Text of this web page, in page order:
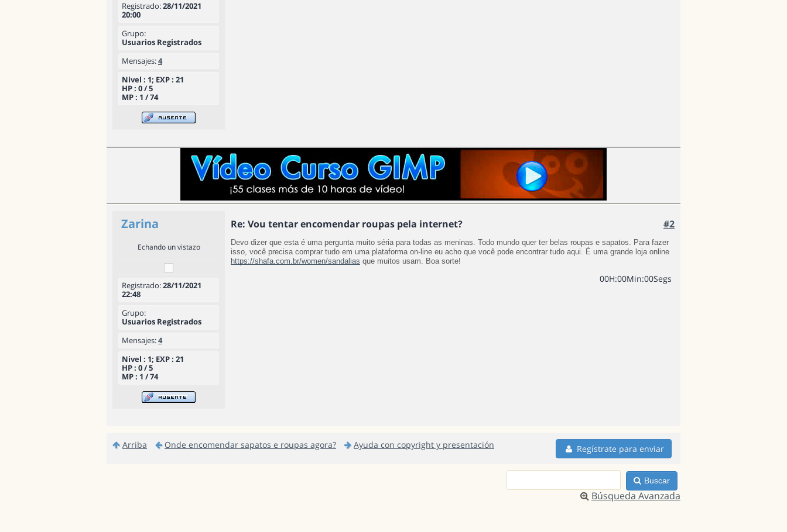
Registrado:28/11/2021
20:00
Grupo:
Usuarios Registrados
Mensajes:4
Nivel : 1; EXP : 21
HP : 0 / 5
MP : 1 / 74
Zarina Re: Vou tentar encomendar roupas pela internet? #2
Echando un vistazo
Registrado:28/11/2021
22:48
Grupo:
Usuarios Registrados
Mensajes:4
Nivel : 1; EXP : 21
HP : 0 / 5
MP : 1 / 74
Devo dizer que esta é uma pergunta muito séria para todas as meninas. Todo mundo quer ter belas roupas e sapatos. Para fazer
https://shafa.com.br/women/sandalias que muitos usam. Boa sorte!
00H:00Min:00Segs
Arriba Onde encomendar sapatos e roupas agora? Ayuda con copyright y presentación Regístrate para enviar
Buscar
Búsqueda Avanzada